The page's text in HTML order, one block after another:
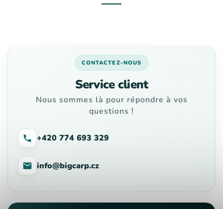
CONTACTEZ-NOUS
Service client
Nous sommes là pour répondre à vos
questions !
+420 774 693 329
info@bigcarp.cz